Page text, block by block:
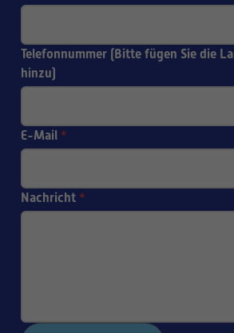
Telefonnummer (Bitte fügen Sie die
hinzu)
E-Mail *
Nachricht *